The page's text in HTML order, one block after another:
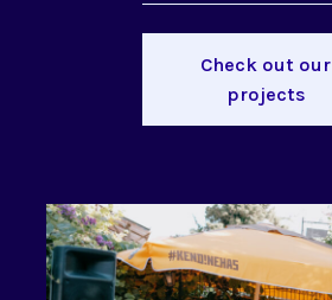
Check out our
projects